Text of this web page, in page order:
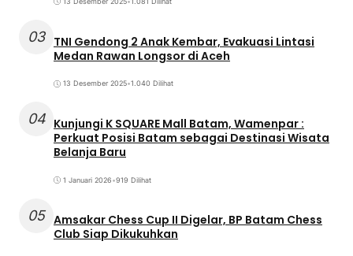
03 TNI Gendong 2 Anak Kembar, Evakuasi Lintasi
Medan Rawan Longsor di Aceh
13 Desember 2025•1.040 Dilihat
04 Kunjungi K SQUARE Mall Batam, Wamenpar :
Perkuat Posisi Batam sebagai Destinasi Wisata
Belanja Baru
1 Januari 2026•919 Dilihat
05 Amsakar Chess Cup II Digelar, BP Batam Chess
Club Siap Dikukuhkan